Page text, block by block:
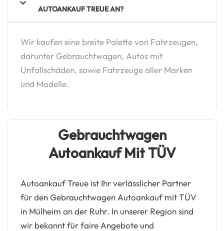
AUTOANKAUF TREUE AN?
Wir kaufen eine breite Palette von Fahrzeugen,
darunter Gebrauchtwagen, Autos mit
Unfallschäden, sowie Fahrzeuge aller Marken
und Modelle.
Gebrauchtwagen
Autoankauf Mit TÜV
Autoankauf Treue ist Ihr verlässlicher Partner
für den Gebrauchtwagen Autoankauf mit TÜV
in Mülheim an der Ruhr. In unserer Region sind
wir bekannt für faire Angebote und